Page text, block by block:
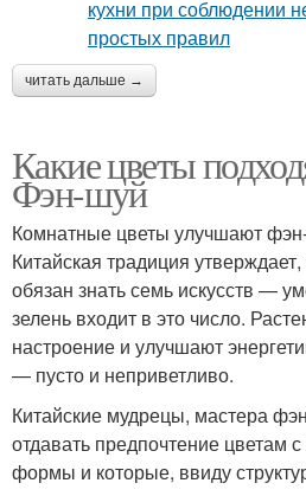
читать дальше →
Какие цветы
Фэн-шуй
Комнатные цветы улучшают
Китайская традиция
обязан знать семь искусств —
зелень входит в это число.
настроение и улучшают
— пусто и неприветливо.
Китайские мудрецы, мастера
отдавать предпочтение цветам
формы и которые, ввиду